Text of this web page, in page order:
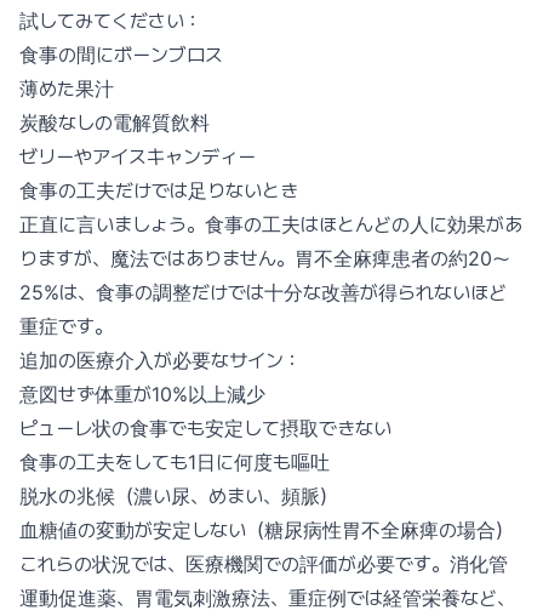
試してみてください：
食事の間にボーンブロス
薄めた果汁
炭酸なしの電解質飲料
ゼリーやアイスキャンディー
食事の工夫だけでは足りないとき
正直に言いましょう。食事の工夫はほとんどの人に効果があ
りますが、魔法ではありません。胃不全麻痺患者の約20〜
25%は、食事の調整だけでは十分な改善が得られないほど
重症です。
追加の医療介入が必要なサイン：
意図せず体重が10%以上減少
ピューレ状の食事でも安定して摂取できない
食事の工夫をしても1日に何度も嘔吐
脱水の兆候（濃い尿、めまい、頻脈）
血糖値の変動が安定しない（糖尿病性胃不全麻痺の場合）
これらの状況では、医療機関での評価が必要です。消化管
運動促進薬、胃電気刺激療法、重症例では経管栄養など、